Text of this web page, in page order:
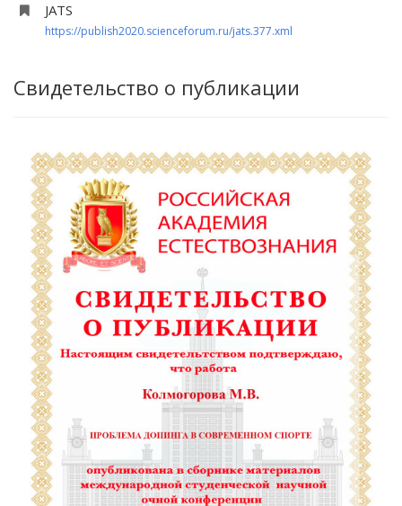
JATS
https://publish2020.scienceforum.ru/jats.377.xml
Свидетельство о публикации